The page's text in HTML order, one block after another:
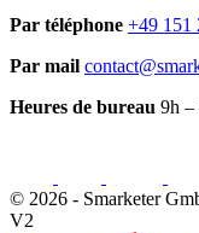
Par téléphone +49 151
Par mail
Heures de bureau 9h –
© 2026 - Smarketer
V2